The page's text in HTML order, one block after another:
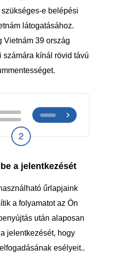
e belépési
látogatásához.
Vietnám 39 ország
számára kínál rövid távú
a jelentkezését
űrlapjaink
a folyamatot az Ön
után alaposan
jelentkezését, hogy
esélyeit..